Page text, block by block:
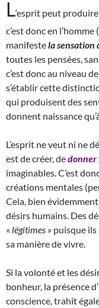
L‘esprit peut
c’est donc en
manifestela sensation
toutes les pensées,
c’est donc au niveau
s’établir cette
qui produisent des
donnent naissance
L’esprit ne veut ni ne
est de créer, dedonner
imaginables. C’est
créations mentales
Cela, bien
désirs humains. Des
« légitimes » puisque
sa manière de vivre.
Si la volonté et les
bonheur, la présence
conscience, trahit